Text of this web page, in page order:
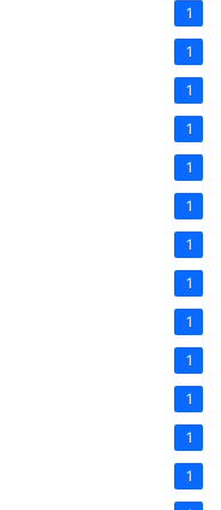
1
1
1
1
1
1
1
1
1
1
1
1
1